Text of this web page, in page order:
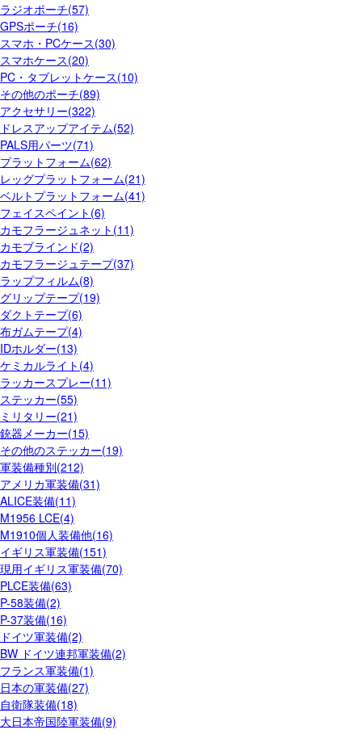
ラジオポーチ(57)
GPSポーチ(16)
スマホ・PCケース(30)
スマホケース(20)
PC・タブレットケース(10)
その他のポーチ(89)
アクセサリー(322)
ドレスアップアイテム(52)
PALS用パーツ(71)
プラットフォーム(62)
レッグプラットフォーム(21)
ベルトプラットフォーム(41)
フェイスペイント(6)
カモフラージュネット(11)
カモブラインド(2)
カモフラージュテープ(37)
ラップフィルム(8)
グリップテープ(19)
ダクトテープ(6)
布ガムテープ(4)
IDホルダー(13)
ケミカルライト(4)
ラッカースプレー(11)
ステッカー(55)
ミリタリー(21)
銃器メーカー(15)
その他のステッカー(19)
軍装備種別(212)
アメリカ軍装備(31)
ALICE装備(11)
M1956 LCE(4)
M1910個人装備他(16)
イギリス軍装備(151)
現用イギリス軍装備(70)
PLCE装備(63)
P-58装備(2)
P-37装備(16)
ドイツ軍装備(2)
BW ドイツ連邦軍装備(2)
フランス軍装備(1)
日本の軍装備(27)
自衛隊装備(18)
大日本帝国陸軍装備(9)